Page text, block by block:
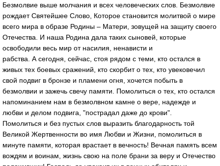
Безмолвие выше молчания и всех человеческих слов. Безмолвие
рождает Святейшее Слово, Которое становится молитвой о мире
всего мира в образе Родины – Матери, зовущей на защиту своего
Отечества. И наша Родина дала таких сыновей, которые
освободили весь мир от насилия, ненависти и
рабства. А сегодня, сейчас, стоя рядом с теми, кто остался в
живых тех боевых сражений, кто скорбит о тех, кто увековечил
свой подвиг в бронзе и пламени огня, хочется побыть в
безмолвии и зажечь свечу памяти. Помолиться о тех, кто остался
напоминанием нам в безмолвном камне о вере, надежде и
любви и делом подвига, "пострадал даже до крови".
Помолиться и без пустых слов выразить благодарность той
Великой Жертвенности во имя Любви и Жизни, помолиться в
минуте памяти, которая врастает в вечность! Вечная память всем
вождям и воинам, жизнь свою на поле брани за веру и Отечество